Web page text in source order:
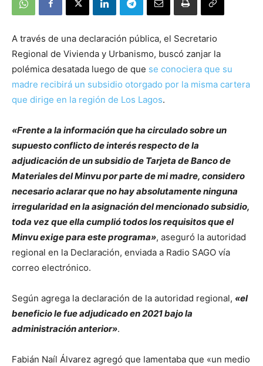
A través de una declaración pública, el Secretario
Regional de Vivienda y Urbanismo, buscó zanjar la
polémica desatada luego de que se conociera que su
madre recibirá un subsidio otorgado por la misma cartera
que dirige en la región de Los Lagos.
«Frente a la información que ha circulado sobre un
supuesto conflicto de interés respecto de la
adjudicación de un subsidio de Tarjeta de Banco de
Materiales del Minvu por parte de mi madre, considero
necesario aclarar que no hay absolutamente ninguna
irregularidad en la asignación del mencionado subsidio,
toda vez que ella cumplió todos los requisitos que el
Minvu exige para este programa», aseguró la autoridad
regional en la Declaración, enviada a Radio SAGO vía
correo electrónico.
Según agrega la declaración de la autoridad regional, «el
beneficio le fue adjudicado en 2021 bajo la
administración anterior».
Fabián Naíl Álvarez agregó que lamentaba que «un medio